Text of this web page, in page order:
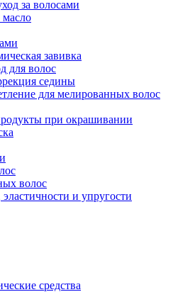
за волосами
завивка
для волос
седины
для мелированных волос
при окрашивании
волос
и упругости
средства